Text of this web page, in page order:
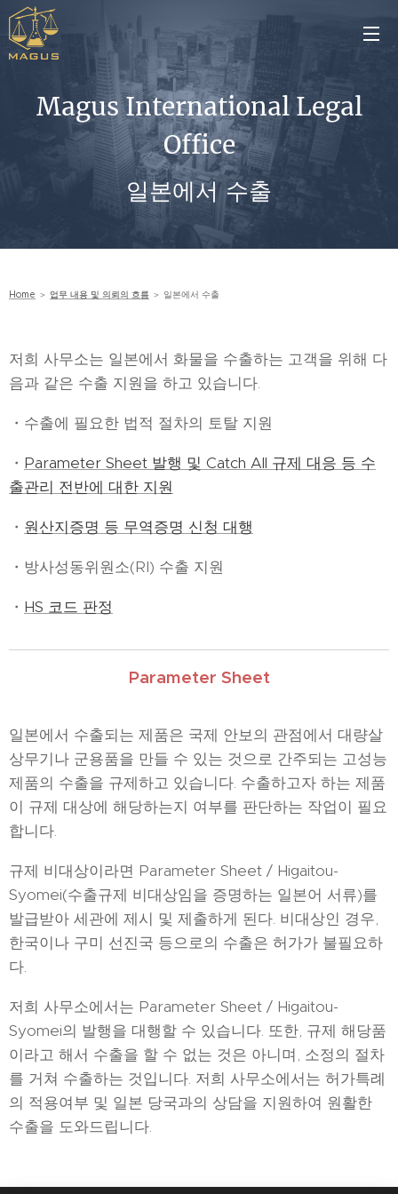
Magus International Legal
Office
일본에서 수출
Home ＞ 업무 내용 및 의뢰의 흐름 ＞ 일본에서 수출
저희 사무소는 일본에서 화물을 수출하는 고객을 위해 다
음과 같은 수출 지원을 하고 있습니다.
・수출에 필요한 법적 절차의 토탈 지원
・ Parameter Sheet 발행 및 Catch All 규제 대응 등 수
출관리 전반에 대한 지원
・ 원산지증명 등 무역증명 신청 대행
・방사성동위원소(RI) 수출 지원
・ HS 코드 판정
Parameter Sheet
일본에서 수출되는 제품은 국제 안보의 관점에서 대량살
상무기나 군용품을 만들 수 있는 것으로 간주되는 고성능
제품의 수출을 규제하고 있습니다. 수출하고자 하는 제품
이 규제 대상에 해당하는지 여부를 판단하는 작업이 필요
합니다.
규제 비대상이라면 Parameter Sheet / Higaitou-
Syomei(수출규제 비대상임을 증명하는 일본어 서류)를
발급받아 세관에 제시 및 제출하게 된다. 비대상인 경우,
한국이나 구미 선진국 등으로의 수출은 허가가 불필요하
다.
저희 사무소에서는 Parameter Sheet / Higaitou-
Syomei의 발행을 대행할 수 있습니다. 또한, 규제 해당품
이라고 해서 수출을 할 수 없는 것은 아니며, 소정의 절차
를 거쳐 수출하는 것입니다. 저희 사무소에서는 허가특례
의 적용여부 및 일본 당국과의 상담을 지원하여 원활한
수출을 도와드립니다.